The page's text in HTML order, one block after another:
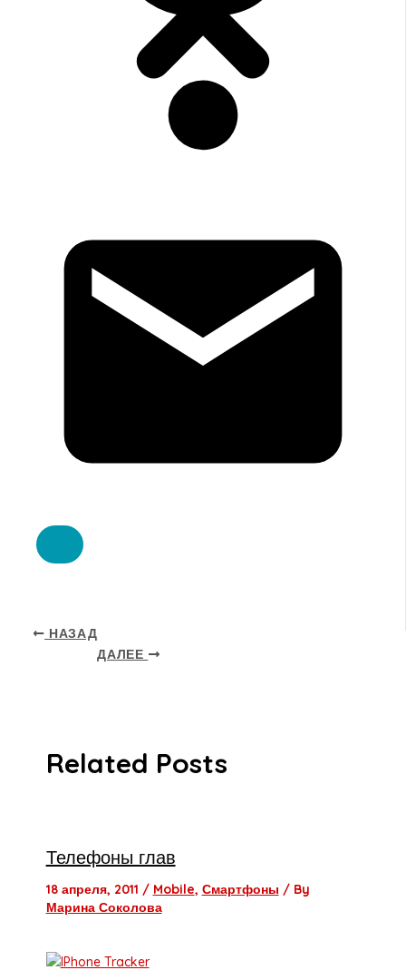
НАЗАД
ДАЛЕЕ
Related Posts
Телефоны глав
18 апреля, 2011 / Mobile, Смартфоны / By
Марина Соколова